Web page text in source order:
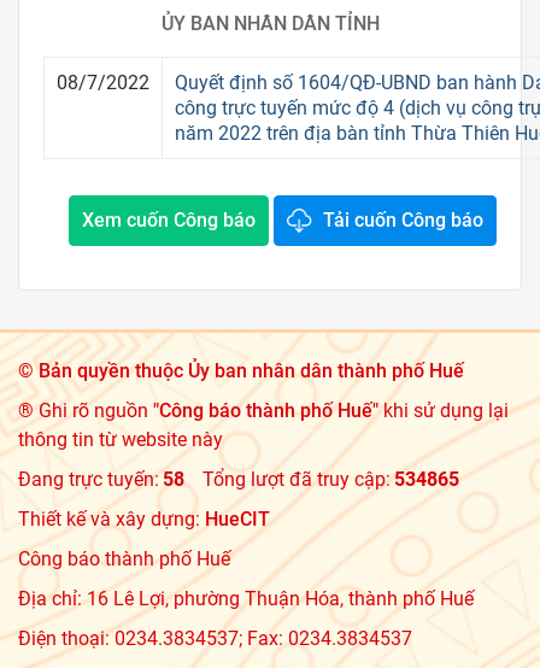
ỦY BAN NHÂN DÂN TỈNH
08/7/2022
Quyết định số 1604/QĐ-UBND ban hành
công trực tuyến mức độ 4 (dịch vụ công
năm 2022 trên địa bàn tỉnh Thừa Thiên
Xem cuốn Công báo Tải cuốn Công báo
©Bản quyền thuộc Ủy ban nhân dân thành phố Huế
® Ghi rõ nguồn "Công báo thành phố Huế"khi sử dụng lại
thông tin từ website này
Đang trực tuyến:58 Tổng lượt đã truy cập:534865
Thiết kế và xây dựng: HueCIT
Công báo thành phố Huế
Địa chỉ: 16 Lê Lợi, phường Thuận Hóa, thành phố Huế
Điện thoại: 0234.3834537; Fax: 0234.3834537